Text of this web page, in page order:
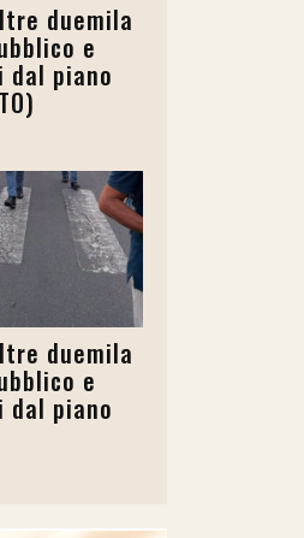
duemila
e
piano
duemila
e
piano